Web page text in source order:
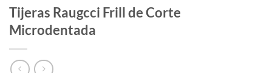
Tijeras Raugcci Frill de Corte
Microdentada